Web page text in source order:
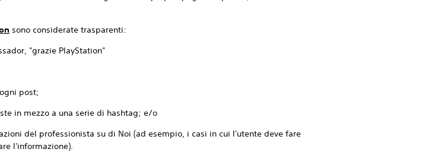
sono considerate trasparenti:
"grazie PlayStation"
post;
in mezzo a una serie di hashtag; e/o
del professionista su di Noi (ad esempio, i casi in cui l'utente deve fare
l'informazione).